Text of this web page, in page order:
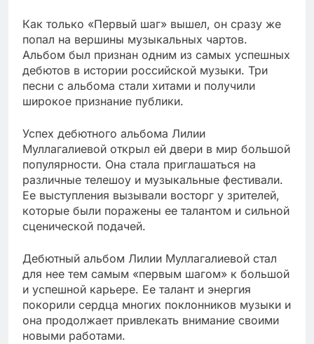
Как только «Первый шаг» вышел, он сразу же
попал на вершины музыкальных чартов.
Альбом был признан одним из самых успешных
дебютов в истории российской музыки. Три
песни с альбома стали хитами и получили
широкое признание публики.
Успех дебютного альбома Лилии
Муллагалиевой открыл ей двери в мир большой
популярности. Она стала приглашаться на
различные телешоу и музыкальные фестивали.
Ее выступления вызывали восторг у зрителей,
которые были поражены ее талантом и сильной
сценической подачей.
Дебютный альбом Лилии Муллагалиевой стал
для нее тем самым «первым шагом» к большой
и успешной карьере. Ее талант и энергия
покорили сердца многих поклонников музыки и
она продолжает привлекать внимание своими
новыми работами.